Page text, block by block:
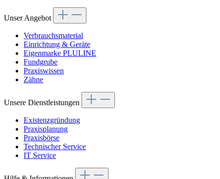
Unser Angebot
Verbrauchsmaterial
Einrichtung & Geräte
Eigenmarke PLULINE
Fundgrube
Praxiswissen
Zähne
Unsere Dienstleistungen
Existenzgründung
Praxisplanung
Praxisbörse
Technischer Service
IT Service